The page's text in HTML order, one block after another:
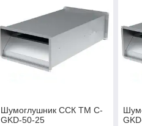
Шумоглушник ССК ТМ C-
GKD-50-25